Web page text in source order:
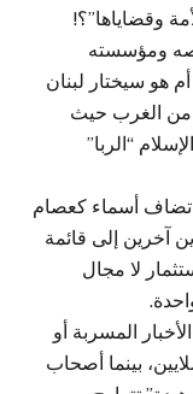
وقضاياها”؟!
ومؤسسته
أم هو سيختار لبنان
من الغرب حيث
“الربا”
تضاف أسماء كعصام
آخرين إلى قائمة
لا مجال
المسربة أو
بينما أصحاب